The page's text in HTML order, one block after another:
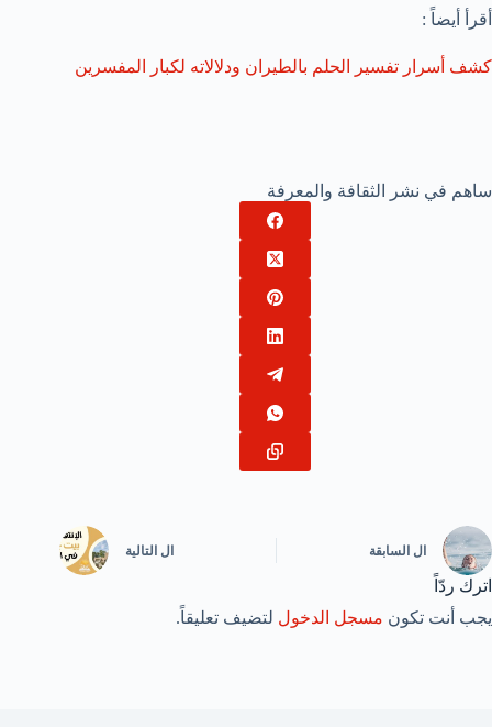
أقرأ أيضاً :
كشف أسرار تفسير الحلم بالطيران ودلالاته لكبار المفسرين
ساهم في نشر الثقافة والمعرفة
ال السابقة ال التالية
اترك ردّاً
يجب أنت تكون مسجل الدخول لتضيف تعليقاً.